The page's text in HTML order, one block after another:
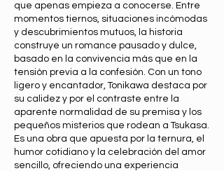
que apenas empieza a conocerse. Entre
momentos tiernos, situaciones incómodas
y descubrimientos mutuos, la historia
construye un romance pausado y dulce,
basado en la convivencia más que en la
tensión previa a la confesión. Con un tono
ligero y encantador, Tonikawa destaca por
su calidez y por el contraste entre la
aparente normalidad de su premisa y los
pequeños misterios que rodean a Tsukasa.
Es una obra que apuesta por la ternura, el
humor cotidiano y la celebración del amor
sencillo, ofreciendo una experiencia